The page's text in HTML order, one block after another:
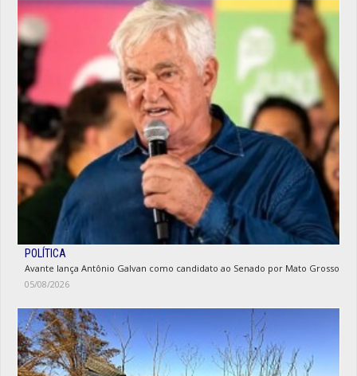
POLÍTICA
Avante lança Antônio Galvan como candidato ao Senado por Mato Grosso
05/08/2026